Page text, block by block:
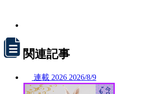
関連記事
連載 2026 2026/8/9